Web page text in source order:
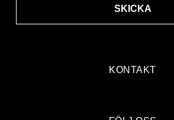
KONTAKT
SKICKA